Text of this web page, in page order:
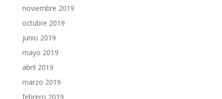
noviembre 2019
octubre 2019
junio 2019
mayo 2019
abril 2019
marzo 2019
febrero 2019